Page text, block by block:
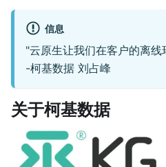
信息
"云原生让我们在客户的离
-柯基数据 刘占峰
关于柯基数据